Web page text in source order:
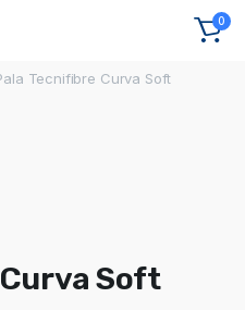
0
Tecnifibre Curva Soft
Soft